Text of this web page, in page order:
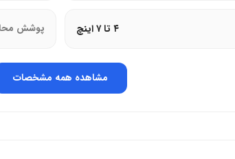
هوای خودرو مسدود نمی‌شوند. جریان هوا به
۴ تا ۷ اینچ پوشش
مشاهده همه مشخصات